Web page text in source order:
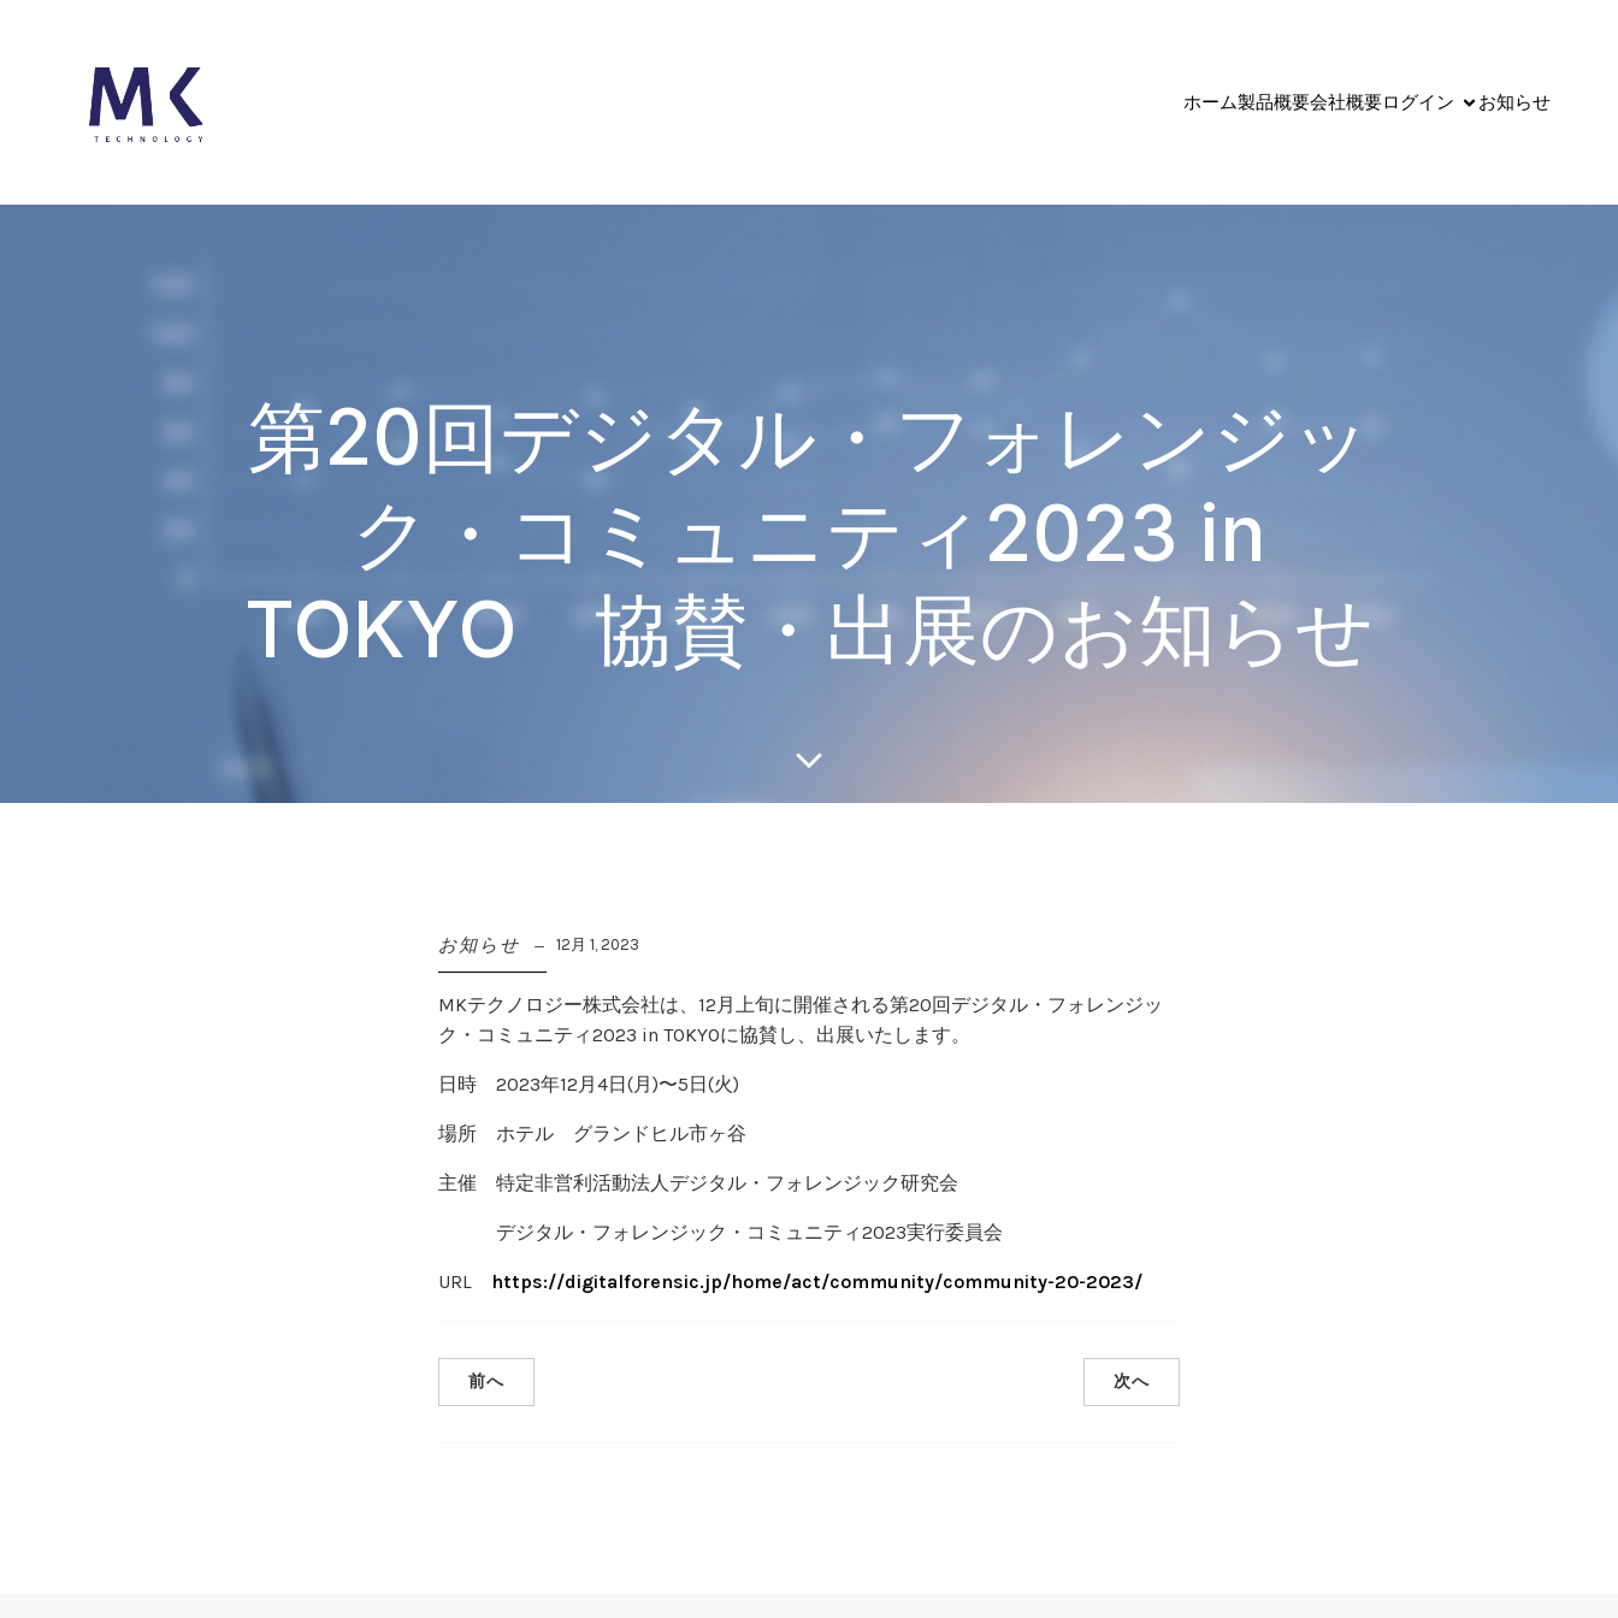
ホーム製品概要会社概要ログイン お知らせ
第20回デジタル・フォレンジッ
ク・コミュニティ2023 in
TOKYO 協賛・出展のお知らせ
お知らせ 12月 1, 2023
MKテクノロジー株式会社は、12月上旬に開催される第20回デジタル・フォレンジッ
ク・コミュニティ2023 in TOKYOに協賛し、出展いたします。
日時 2023年12月4日(月)〜5日(火)
場所 ホテル グランドヒル市ヶ谷
主催 特定非営利活動法人デジタル・フォレンジック研究会
デジタル・フォレンジック・コミュニティ2023実行委員会
URL https://digitalforensic.jp/home/act/community/community-20-2023/
前へ 次へ